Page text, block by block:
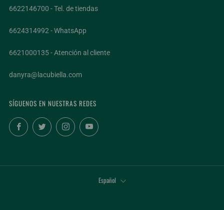
6622146700 - Tel. de tiendas
6624314992 - WhatsApp
6621000135 - Atención al cliente
danyra@lacubiella.com
SÍGUENOS EN NUESTRAS REDES
FacebookTwitterInstagramYouTube
IDIOMA
Español